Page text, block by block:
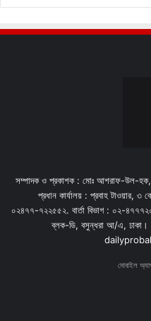
সম্পাদক ও প্রকাশক : মোঃ আশরাফ-উল-হক,
প্রধান কার্যালয় : প্রবাহ টাওয়ার, ৩
০২৪৭৭-৭২২৫৫২. বার্তা বিভাগ : ০২-
ব্লক-ডি, বসুন্ধরা আ/এ,
মোবাইল